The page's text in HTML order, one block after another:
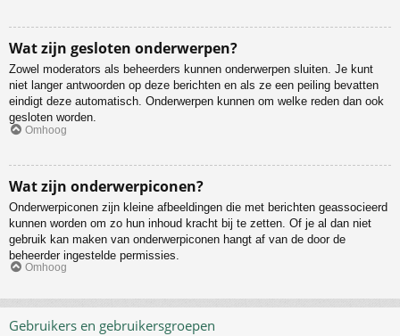
Wat zijn gesloten onderwerpen?
Zowel moderators als beheerders kunnen onderwerpen sluiten. Je kunt
niet langer antwoorden op deze berichten en als ze een peiling bevatten
eindigt deze automatisch. Onderwerpen kunnen om welke reden dan ook
gesloten worden.
Omhoog
Wat zijn onderwerpiconen?
Onderwerpiconen zijn kleine afbeeldingen die met berichten geassocieerd
kunnen worden om zo hun inhoud kracht bij te zetten. Of je al dan niet
gebruik kan maken van onderwerpiconen hangt af van de door de
beheerder ingestelde permissies.
Omhoog
Gebruikers en gebruikersgroepen